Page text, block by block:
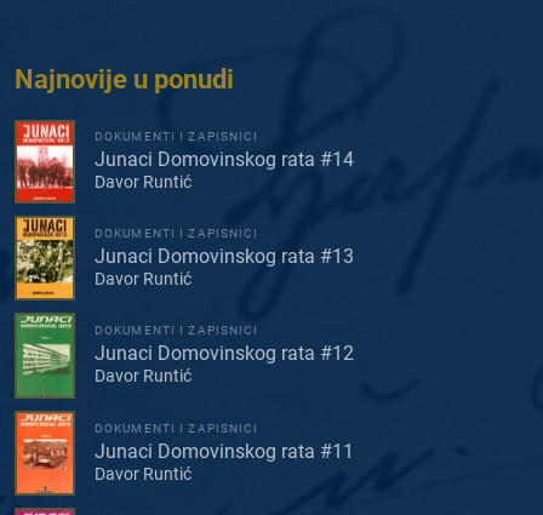
Najnovije u ponudi
DOKUMENTI I ZAPISNICI
Junaci Domovinskog rata #14
Davor Runtić
DOKUMENTI I ZAPISNICI
Junaci Domovinskog rata #13
Davor Runtić
DOKUMENTI I ZAPISNICI
Junaci Domovinskog rata #12
Davor Runtić
DOKUMENTI I ZAPISNICI
Junaci Domovinskog rata #11
Davor Runtić